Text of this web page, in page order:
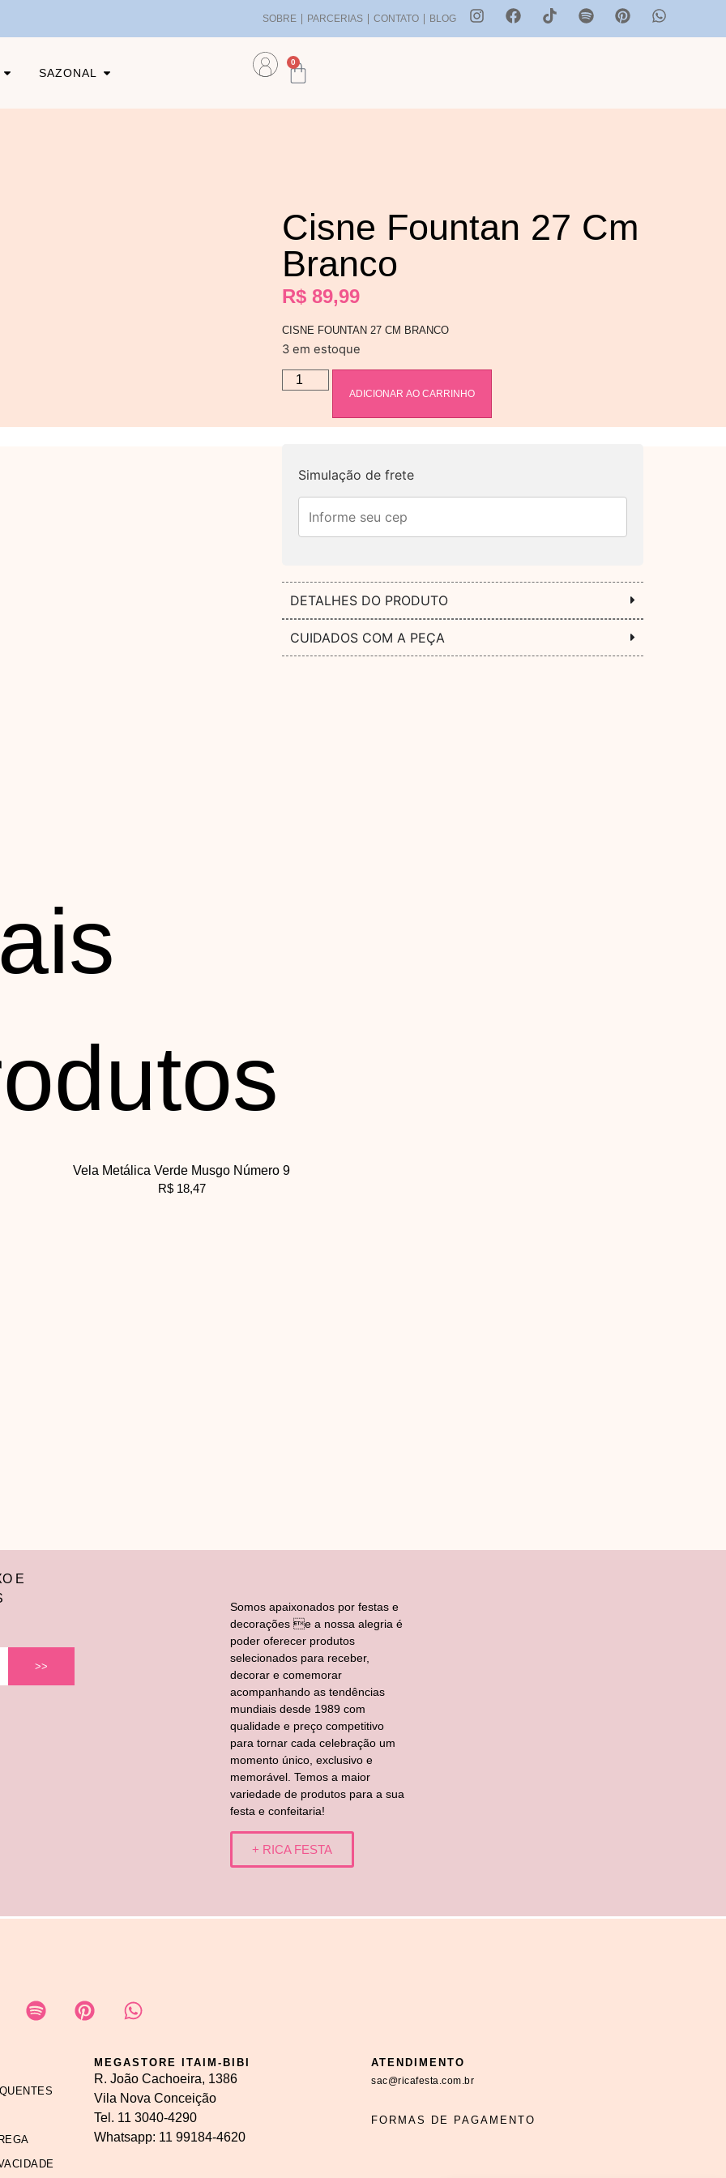
SOBRE PARCERIAS CONTATO BLOG
SAZONAL
0
Cisne Fountan 27 Cm
Branco
R$ 89,99
CISNE FOUNTAN 27 CM BRANCO
3 em estoque
ADICIONAR AO CARRINHO
Simulação de frete
DETALHES DO PRODUTO
CUIDADOS COM A PEÇA
Vela Metálica Verde Musgo Número 9
R$18,47
E
>>
Somos apaixonados por festas e
decorações e a nossa alegria é
poder oferecer produtos
selecionados para receber,
decorar e comemorar
acompanhando as tendências
mundiais desde 1989 com
qualidade e preço competitivo
para tornar cada celebração um
momento único, exclusivo e
memorável. Temos a maior
variedade de produtos para a sua
festa e confeitaria!
+ RICA FESTA
MEGASTORE ITAIM-BIBI
R. João Cachoeira, 1386
Vila Nova Conceição
Tel. 11 3040-4290
Whatsapp: 11 99184-4620
ATENDIMENTO
sac@ricafesta.com.br
FORMAS DE PAGAMENTO